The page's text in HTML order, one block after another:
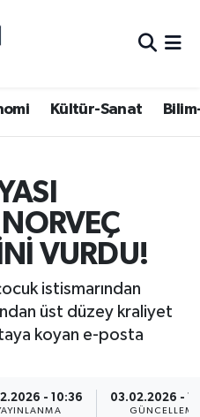
Kültür-Sanat
NORVEÇ
VURDU!
istismarından
üst düzey kraliyet
koyan e-posta
- 10:36 03.02.2026 -
GÜNCELLEME
ve Fikstür